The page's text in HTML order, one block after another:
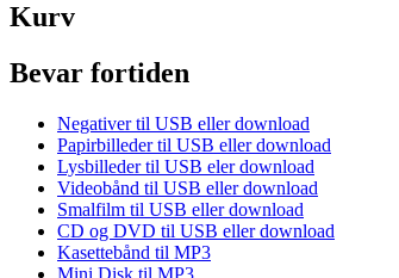
Kurv
Bevar fortiden
Negativer til USB eller download
Papirbilleder til USB eller download
Lysbilleder til USB eler download
Videobånd til USB eller download
Smalfilm til USB eller download
CD og DVD til USB eller download
Kasettebånd til MP3
Mini Disk til MP3